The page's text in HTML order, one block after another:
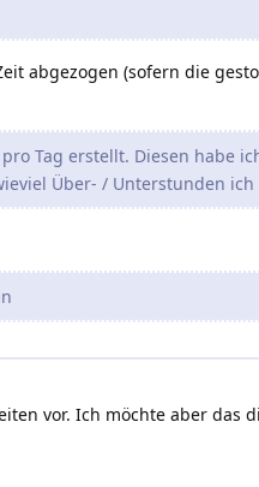
abgezogen (sofern die
Tag erstellt. Diesen habe
Über- / Unterstunden ich
vor. Ich möchte aber das